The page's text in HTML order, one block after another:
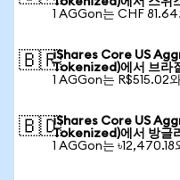
1 AGGon는 CHF
🇧🇷iShares Core US
Tokenized)에서 브라
1 AGGon는 R$515.02
🇧🇩iShares Core US
Tokenized)에서 방글
1 AGGon는 ৳12,470.18